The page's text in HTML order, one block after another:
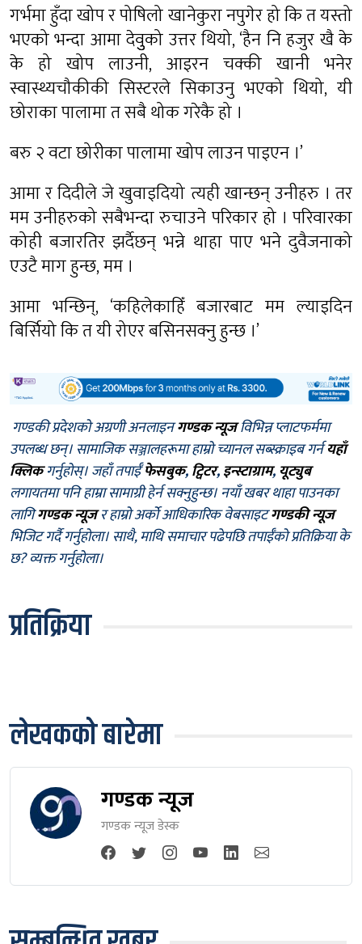
गर्भमा हुँदा खोप र पोषिलो खानेकुरा नपुगेर हो कि त यस्तो
भएको भन्दा आमा देवुुको उत्तर थियो, ‘हैन नि हजुर खै के
के हो खोप लाउनी, आइरन चक्की खानी भनेर
स्वास्थ्यचौकीकी सिस्टरले सिकाउनु भएको थियो, यी
छोराका पालामा त सबै थोक गरेकै हो ।
बरु २ वटा छोरीका पालामा खोप लाउन पाइएन ।’
आमा र दिदीले जे खुवाइदियो त्यही खान्छन् उनीहरु । तर
मम उनीहरुको सबैभन्दा रुचाउने परिकार हो । परिवारका
कोही बजारतिर झर्दैछन् भन्ने थाहा पाए भने दुवैजनाको
एउटै माग हुन्छ, मम ।
आमा भन्छिन्, ‘कहिलेकाहिँ बजारबाट मम ल्याइदिन
बिर्सियो कि त यी रोएर बसिनसक्नु हुन्छ ।’
गण्डकी प्रदेशको अग्रणी अनलाइनगण्डक न्यूजविभिन्न प्लाटफर्ममा
उपलब्ध छन्। सामाजिक सञ्जालहरूमा हाम्रो च्यानल सब्स्क्राइब गर्नयहाँ
क्लिकगर्नुहोस्। जहाँ तपाईँफेसबुक,ट्विटर,इन्स्टाग्राम, यूट्युब
लगायतमा पनि हाम्रा सामाग्री हेर्न सक्नुहुन्छ। नयाँ खबर थाहा पाउनका
लागिगण्डक न्यूजर हाम्रो अर्को आधिकारिक वेबसाइटगण्डकी न्यूज
भिजिट गर्दै गर्नुहोला। साथै, माथि समाचार पढेपछि तपाईँको प्रतिक्रिया के
छ? व्यक्त गर्नुहोला।
प्रतिक्रिया
लेखकको बारेमा
गण्डक न्यूज
गण्डक न्यूज डेस्क